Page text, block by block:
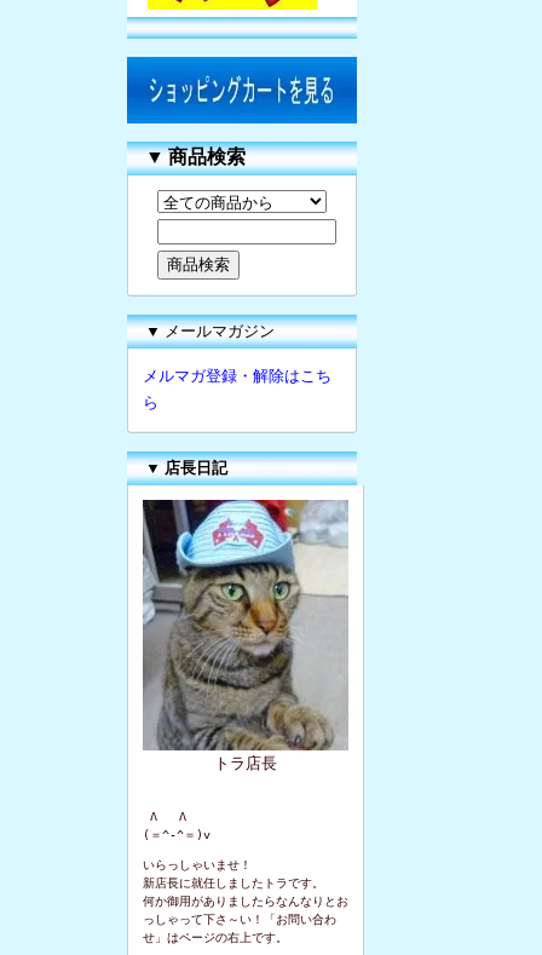
▼商品検索
▼ メールマガジン
メルマガ登録・解除はこち
ら
▼ 店長日記
トラ店長
Λ   Λ
(＝^-^＝)v
いらっしゃいませ！
新店長に就任しましたトラです。
何か御用がありましたらなんなりとお
っしゃって下さ～い！「お問い合わ
せ」はページの右上です。